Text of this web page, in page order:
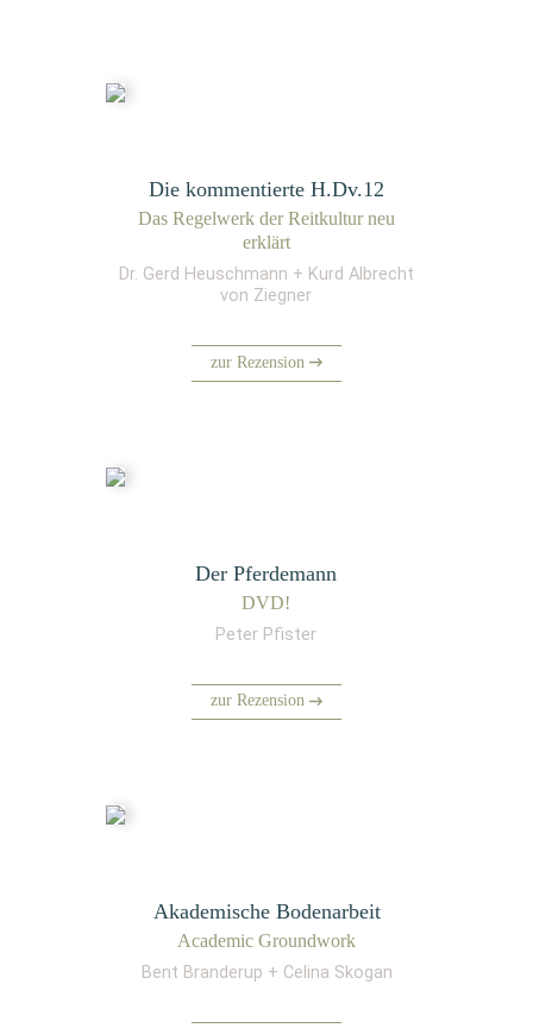
Die kommentierte H.Dv.12
Das Regel­werk der Reit­kul­tur neu
erklärt
Dr. Gerd Heuschmann + Kurd Albrecht
von Ziegner
zur Rezension
Der Pferdemann
DVD!
Peter Pfister
zur Rezension
Akademische Bodenarbeit
Aca­de­mic Groundwork
Bent Branderup + Celina Skogan